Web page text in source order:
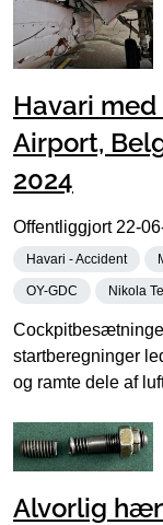
Havari med
Airport,
2024
Offentliggjort 22-
Havari - Accident
OY-GDC Nikola
startberegninger
og ramte dele af
Alvorlig